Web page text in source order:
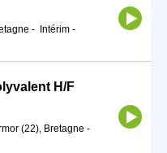
- Intérim -
H/F
(22), Bretagne -